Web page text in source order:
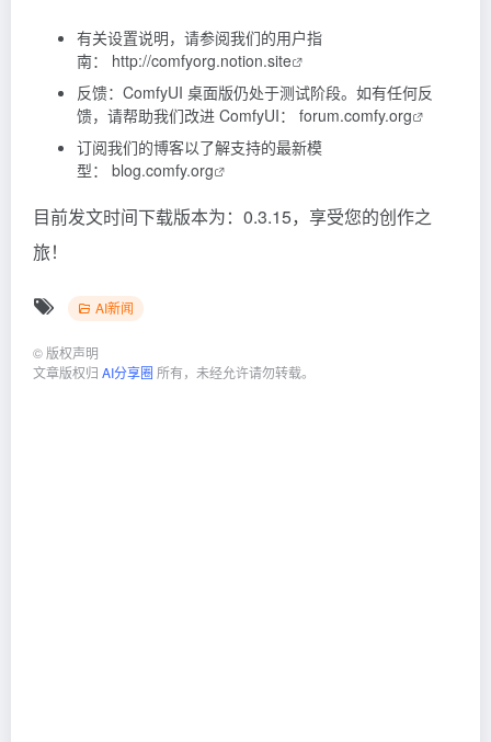
有关设置说明，请参阅我们的用户指
南： http://comfyorg.notion.site
反馈：ComfyUI 桌面版仍处于测试阶段。如有任何反
馈，请帮助我们改进 ComfyUI： forum.comfy.org
订阅我们的博客以了解支持的最新模
型： blog.comfy.org
目前发文时间下载版本为：0.3.15，享受您的创作之
旅！
AI新闻
© 版权声明
文章版权归 AI分享圈 所有，未经允许请勿转载。